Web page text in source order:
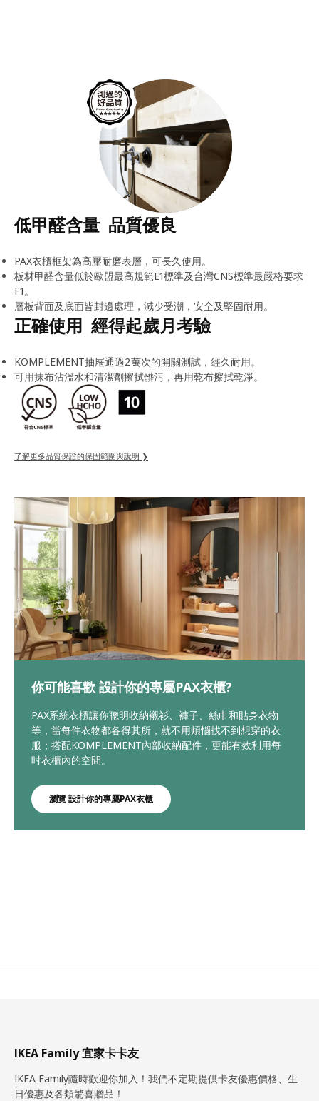
低甲醛含量 品質優良
PAX衣櫃框架為高壓耐磨表層，可長久使用。
板材甲醛含量低於歐盟最高規範E1標準及台灣CNS標準最嚴格要求
F1。
層板背面及底面皆封邊處理，減少受潮，安全及堅固耐用。
正確使用 經得起歲月考驗
KOMPLEMENT抽屜通過2萬次的開關測試，經久耐用。
可用抹布沾溫水和清潔劑擦拭髒污，再用乾布擦拭乾淨。
了解更多品質保證的保固範圍與說明 ❯
你可能喜歡 設計你的專屬PAX衣櫃?
PAX系統衣櫃讓你聰明收納襯衫、褲子、絲巾和貼身衣物
等，當每件衣物都各得其所，就不用煩惱找不到想穿的衣
服；搭配KOMPLEMENT內部收納配件，更能有效利用每
吋衣櫃內的空間。
瀏覽 設計你的專屬PAX衣櫃
IKEA Family 宜家卡卡友
IKEA Family隨時歡迎你加入！我們不定期提供卡友優惠價格、生
日優惠及各類驚喜贈品！